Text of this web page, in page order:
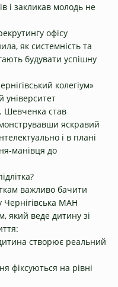
і закликав молодь не
офісу
як системність та
будувати успішну
колегіум»
університет
Шевченка став
яскравий
і в плані
манівця до
важливо бачити
Чернігівська МАН
який веде дитину зі
створює реальний
фіксуються на рівні